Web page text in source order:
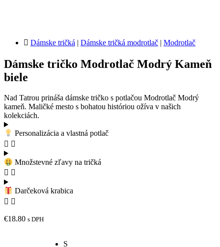
Dámske tričká | Dámske tričká modrotlač | Modrotlač
Dámske tričko Modrotlač Modrý Kameň
biele
Nad Tatrou prináša dámske tričko s potlačou Modrotlač Modrý
kameň. Maličké mesto s bohatou históriou ožíva v našich
kolekciách.
Personalizácia a vlastná potlač
Množstevné zľavy na tričká
Darčeková krabica
€18.80 s DPH
S